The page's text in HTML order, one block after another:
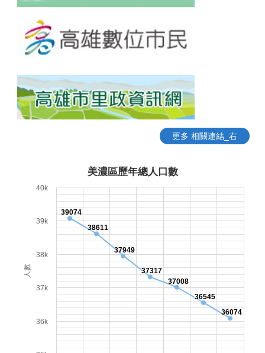
更多 相關連結_右
人數
美濃區歷年總人口數
39074
38611
37949
37317
37008
36545
36074
36k
37k
38k
39k
40k